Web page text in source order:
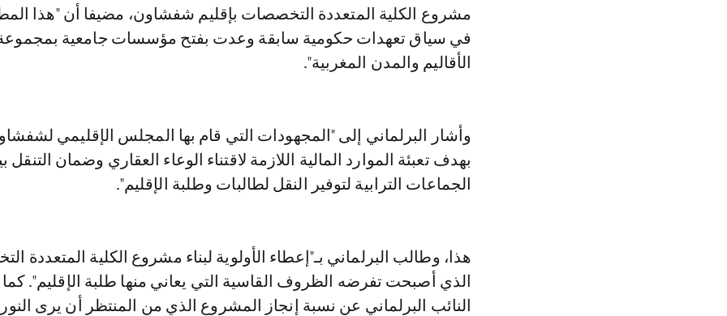
مشروع الكلية المتعددة التخصصات بإقليم شفشاون، مضيفا أن "هذا
في سياق تعهدات حكومية سابقة وعدت بفتح مؤسسات جامعية
الأقاليم والمدن المغربية".
وأشار البرلماني إلى "المجهودات التي قام بها المجلس الإقليمي
بهدف تعبئة الموارد المالية اللازمة لاقتناء الوعاء العقاري وضمان التنقل
الجماعات الترابية لتوفير النقل لطالبات وطلبة الإقليم".
هذا، وطالب البرلماني بـ"إعطاء الأولوية لبناء مشروع الكلية المتعددة
الذي أصبحت تفرضه الظروف القاسية التي يعاني منها طلبة الإقليم".
النائب البرلماني عن نسبة إنجاز المشروع الذي من المنتظر أن يرى